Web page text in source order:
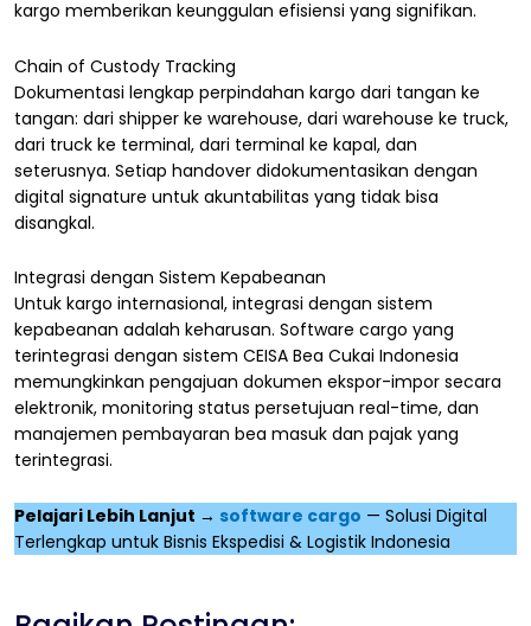
kargo memberikan keunggulan efisiensi yang signifikan.
Chain of Custody Tracking
Dokumentasi lengkap perpindahan kargo dari tangan ke
tangan: dari shipper ke warehouse, dari warehouse ke truck,
dari truck ke terminal, dari terminal ke kapal, dan
seterusnya. Setiap handover didokumentasikan dengan
digital signature untuk akuntabilitas yang tidak bisa
disangkal.
Integrasi dengan Sistem Kepabeanan
Untuk kargo internasional, integrasi dengan sistem
kepabeanan adalah keharusan. Software cargo yang
terintegrasi dengan sistem CEISA Bea Cukai Indonesia
memungkinkan pengajuan dokumen ekspor-impor secara
elektronik, monitoring status persetujuan real-time, dan
manajemen pembayaran bea masuk dan pajak yang
terintegrasi.
Pelajari Lebih Lanjut → software cargo — Solusi Digital
Terlengkap untuk Bisnis Ekspedisi & Logistik Indonesia